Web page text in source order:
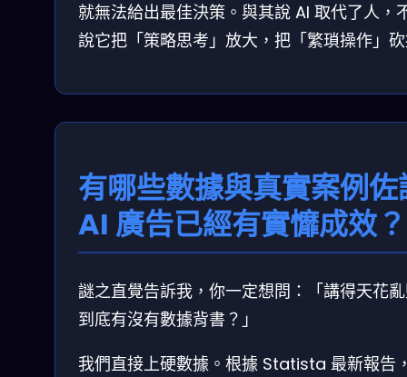
就無法給出最佳決策。與其說 AI 取代了人，
說它把「策略思考」放大，把「繁瑣操作」
有哪些數據與真實案例佐
AI 廣告已經有實戂成效？
謎之直覺告訴我，你一定想問：「講得天花
到底有沒有數據背書？」
我們直接上硬數據。根據 Statista 最新報告